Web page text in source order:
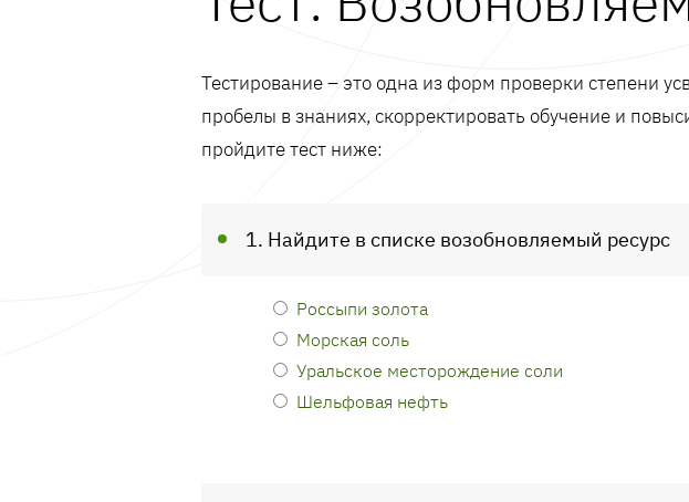
Тестирование – это одна из форм проверки степени
пробелы в знаниях, скорректировать обучение и
пройдите тест ниже:
1. Найдите в списке возобновляемый ресурс
Россыпи золота
Морская соль
Уральское месторождение соли
Шельфовая нефть